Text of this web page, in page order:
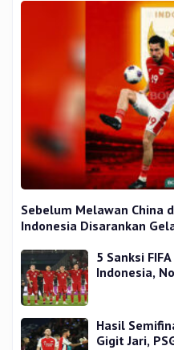
Sebelum Melawan China
Indonesia Disarankan
5 Sanksi
Indonesia,
Hasil
Gigit Jari,